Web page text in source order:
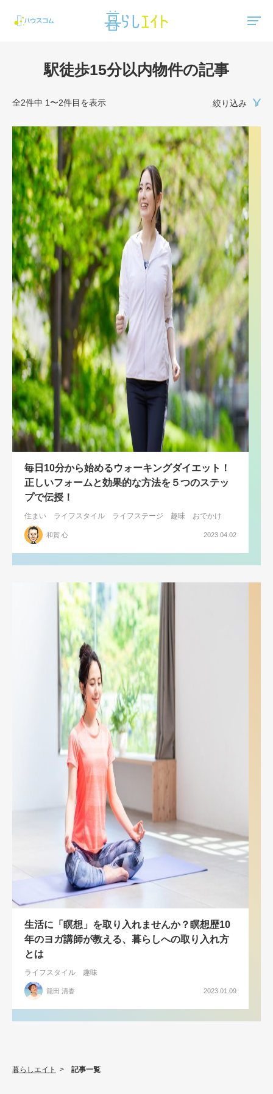
駅徒歩15分以内物件の記事
全2件中 1〜2件目を表示 絞り込み
毎日10分から始めるウォーキングダイエット！
正しいフォームと効果的な方法を５つのステッ
プで伝授！
住まい ライフスタイル ライフステージ 趣味 おでかけ
和賀 心 2023.04.02
生活に「瞑想」を取り入れませんか？瞑想歴10
年のヨガ講師が教える、暮らしへの取り入れ方
とは
ライフスタイル 趣味
籠田 清香 2023.01.09
暮らしエイト > 記事一覧